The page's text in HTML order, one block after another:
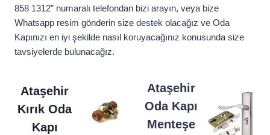
858 1312” numaralı telefondan bizi arayın, veya bize
Whatsapp resim gönderin size destek olacağız ve Oda
Kapınızı en iyi şekilde nasıl koruyacağınız konusunda size
tavsiyelerde bulunacağız.
Ataşehir
Kırık Oda
Kapı
Ataşehir
Oda Kapı
Menteşe